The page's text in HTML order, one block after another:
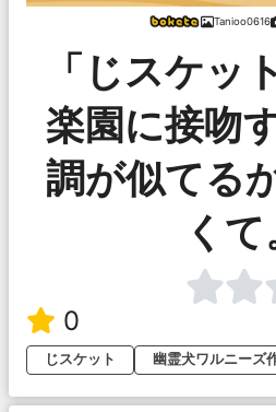
Tanioo0616
「じスケッ
楽園に接吻
調が似てる
くて
0
じスケット
幽霊犬ワルニーズ